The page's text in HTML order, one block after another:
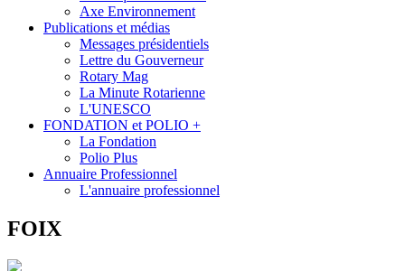
Axe Environnement
Publications et médias
Messages présidentiels
Lettre du Gouverneur
Rotary Mag
La Minute Rotarienne
L'UNESCO
FONDATION et POLIO +
La Fondation
Polio Plus
Annuaire Professionnel
L'annuaire professionnel
FOIX